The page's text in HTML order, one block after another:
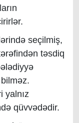
seçilmiş,
təsdiq
yalnız
qüvvədədir.